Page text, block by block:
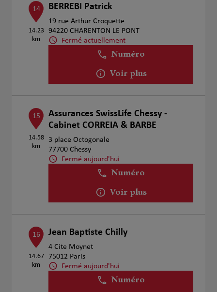
14
14.23
km
BERREBI Patrick
19 rue Arthur Croquette
94220 CHARENTON LE PONT
Fermé actuellement
Numéro
Voir plus
15
14.58
km
Assurances SwissLife Chessy -
Cabinet CORREIA & BARBE
3 place Octogonale
77700 Chessy
Fermé aujourd'hui
Numéro
Voir plus
16
14.67
km
Jean Baptiste Chilly
4 Cite Moynet
75012 Paris
Fermé aujourd'hui
Numéro